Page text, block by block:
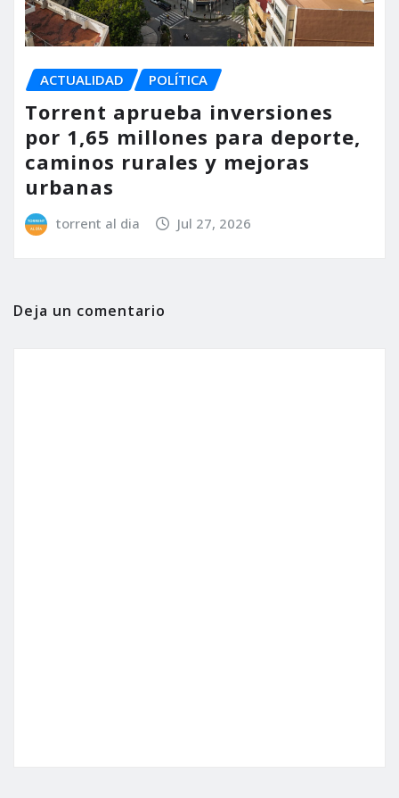
ACTUALIDAD POLÍTICA
Torrent aprueba inversiones
por 1,65 millones para deporte,
caminos rurales y mejoras
urbanas
torrent al dia Jul 27, 2026
Deja un comentario